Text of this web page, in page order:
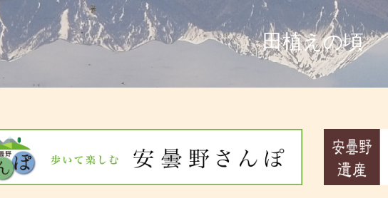
北穂高岳より